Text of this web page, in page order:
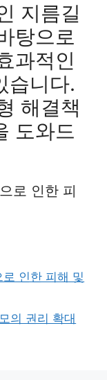
지름길
탕으로
과적인
습니다.
해결책
도와드
로 인한 피
인한 피해 및
의 권리 확대